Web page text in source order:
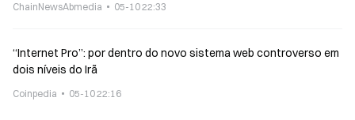
ChainNewsAbmedia 05-10 22:33
“Internet Pro”: por dentro do novo sistema web controverso em
dois níveis do Irã
Coinpedia 05-10 22:16